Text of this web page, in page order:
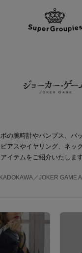
の腕時計やパンプス、バ
アスやイヤリング、ネ
イテムをご紹介いたします
／JOKER GAME